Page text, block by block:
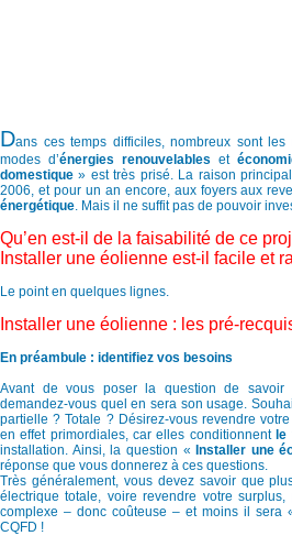
Dans ces temps difficiles, nombreux sont
modes d’énergies renouvelables et
domestique » est très prisé. La raison
2006, et pour un an encore, aux foyers aux
énergétique. Mais il ne suffit pas de pouvoir
Qu’en est-il de la faisabilité de ce
Installer une éolienne est-il facile et
Le point en quelques lignes.
Installer une éolienne : les pré-
En préambule : identifiez vos besoins
Avant de vous poser la question de
demandez-vous quel en sera son usage.
partielle ? Totale ? Désirez-vous revendre
en effet primordiales, car elles conditionnent le
installation. Ainsi, la question « Installer une
réponse que vous donnerez à ces questions.
Très généralement, vous devez savoir que
électrique totale, voire revendre votre
complexe – donc coûteuse – et moins il
CQFD !